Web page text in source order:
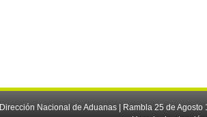
Dirección Nacional de Aduanas | Rambla 25 de